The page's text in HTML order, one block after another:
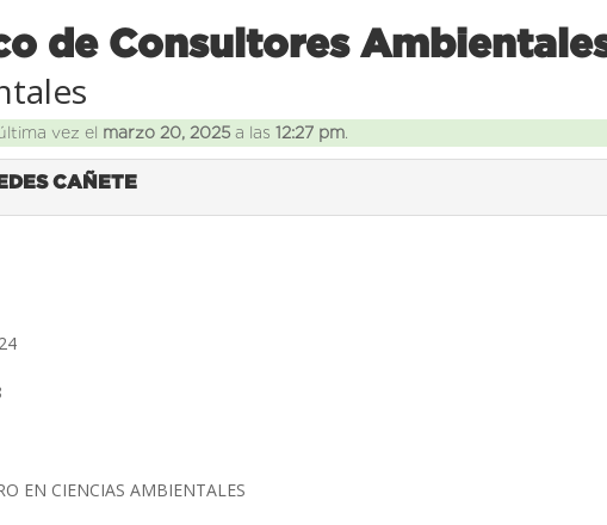
de Consultores
vez el marzo 20, 2025 a las12:27 pm
CAÑETE
EN CIENCIAS AMBIENTALES